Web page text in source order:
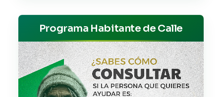
Programa Habitante de Calle